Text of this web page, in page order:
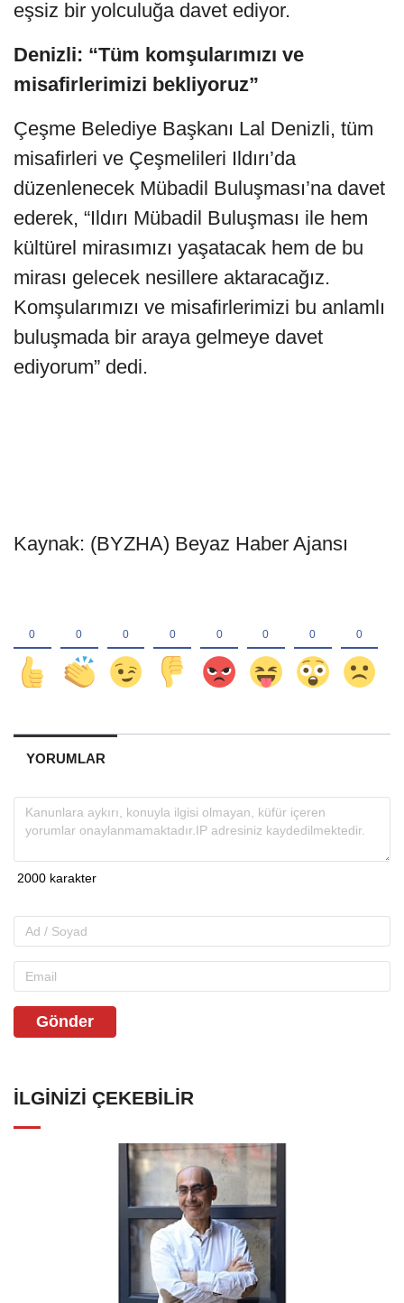
eşsiz bir yolculuğa davet ediyor.
Denizli: “Tüm komşularımızı ve
misafirlerimizi bekliyoruz”
Çeşme Belediye Başkanı Lal Denizli, tüm
misafirleri ve Çeşmelileri Ildırı’da
düzenlenecek Mübadil Buluşması’na davet
ederek, “Ildırı Mübadil Buluşması ile hem
kültürel mirasımızı yaşatacak hem de bu
mirası gelecek nesillere aktaracağız.
Komşularımızı ve misafirlerimizi bu anlamlı
buluşmada bir araya gelmeye davet
ediyorum” dedi.
Kaynak: (BYZHA) Beyaz Haber Ajansı
YORUMLAR
Gönder
İLGINIZI ÇEKEBILIR